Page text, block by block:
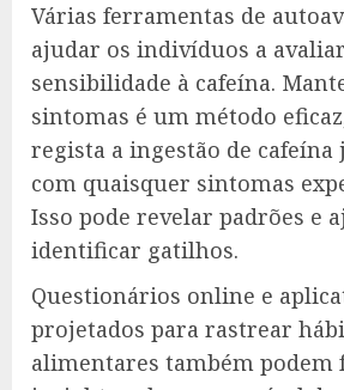
Várias ferramentas de
ajudar os indivíduos a
sensibilidade à cafeína.
sintomas é um método
regista a ingestão de
com quaisquer sintomas
Isso pode revelar padrões e
identificar gatilhos.
Questionários online e
projetados para rastrear
alimentares também podem